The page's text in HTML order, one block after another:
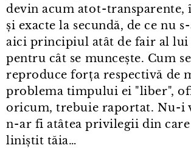
devin acum atot⁠-⁠transparente,
și exacte la secundă, de ce nu
aici principiul atât de fair al
pentru cât se muncește. Cum
reproduce forța respectivă de
problema timpului ei "liber",
oricum, trebuie raportat. Nu⁠-⁠i
n⁠-⁠ar fi atâtea privilegii din care
liniștit tăia…